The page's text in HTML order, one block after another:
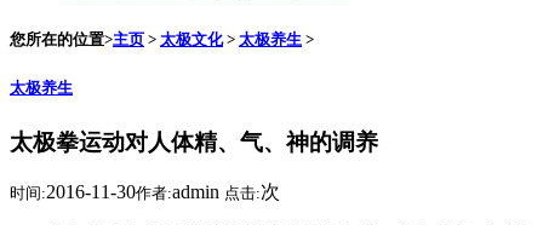
您所在的位置>主页 > 太极文化> 太极养生 >
太极养生
太极拳运动对人体精、气、神的调养
时间:2016-11-30作者:admin 点击:次